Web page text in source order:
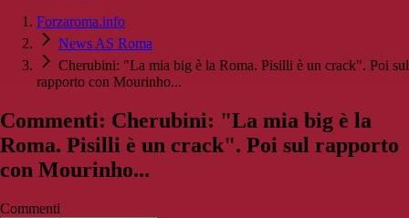
Forzaroma.info
News AS Roma
Cherubini: "La mia big è la Roma. Pisilli è un crack". Poi sul
rapporto con Mourinho...
Commenti: Cherubini: "La mia big è la
Roma. Pisilli è un crack". Poi sul rapporto
con Mourinho...
Commenti